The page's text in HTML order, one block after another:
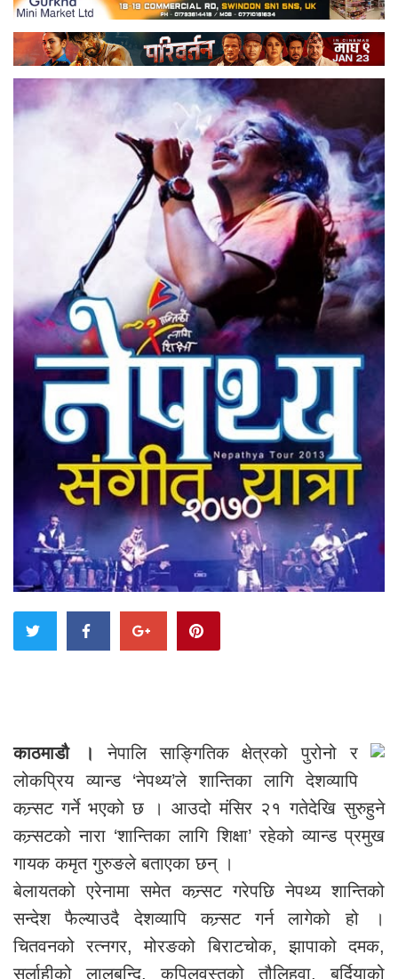
काठमाडौ ।नेपालि साङ्गितिक क्षेत्रको पुरोनो र
लोकप्रिय व्यान्ड ‘नेपथ्य’ले शान्तिका लागि देशव्यापि
कन्र्सट गर्ने भएको छ । आउदो मंसिर २१ गतेदेखि सुरुहुने
कन्र्सटको नारा ‘शान्तिका लागि शिक्षा’ रहेको व्यान्ड प्रमुख
गायक कमृत गुरुङले बताएका छन् ।
बेलायतको एरेनामा समेत कन्र्सट गरेपछि नेपथ्य शान्तिको
सन्देश फैल्याउदै देशव्यापि कन्र्सट गर्न लागेको हो ।
चितवनको रत्नगर, मोरङको बिराटचोक, झापाको दमक,
सर्लाहीको लालबन्दि, कपिलवस्तुको तौलिहवा, बर्दियाको